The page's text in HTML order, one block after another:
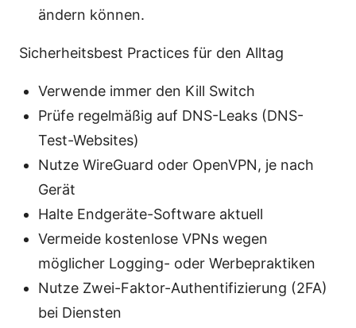
ändern können.
Sicherheitsbest Practices für den Alltag
Verwende immer den Kill Switch
Prüfe regelmäßig auf DNS-Leaks (DNS-
Test-Websites)
Nutze WireGuard oder OpenVPN, je nach
Gerät
Halte Endgeräte-Software aktuell
Vermeide kostenlose VPNs wegen
möglicher Logging- oder Werbepraktiken
Nutze Zwei-Faktor-Authentifizierung (2FA)
bei Diensten